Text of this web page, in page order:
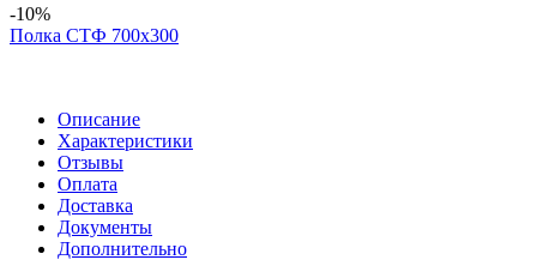
-10%
Полка СТФ 700х300
Описание
Характеристики
Отзывы
Оплата
Доставка
Документы
Дополнительно